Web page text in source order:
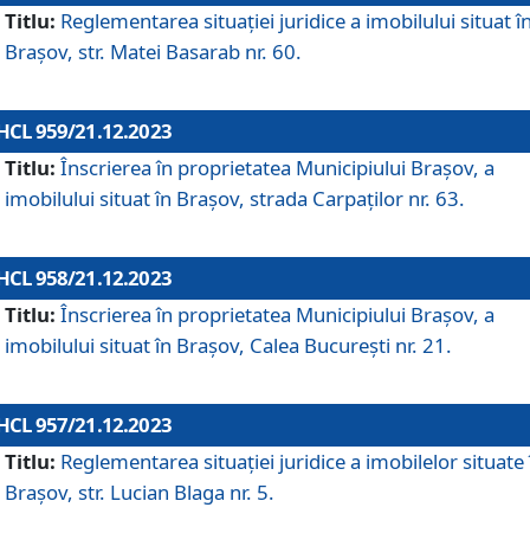
Titlu: Reglementarea situației juridice a imobilului situat
Brașov, str. Matei Basarab nr. 60.
959/21.12.2023
Titlu: Înscrierea în proprietatea Municipiului Brașov, a
imobilului situat în Brașov, strada Carpaților nr. 63.
958/21.12.2023
Titlu: Înscrierea în proprietatea Municipiului Brașov, a
imobilului situat în Brașov, Calea București nr. 21.
957/21.12.2023
Titlu: Reglementarea situației juridice a imobilelor situate
Brașov, str. Lucian Blaga nr. 5.